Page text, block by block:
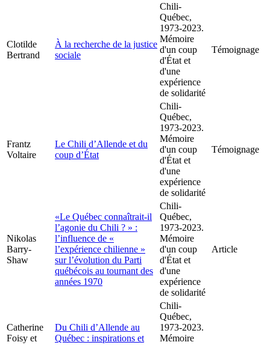
Clotilde
Bertrand
À la recherche de la justice
sociale
Chili-
Québec,
1973-2023.
Mémoire
d'un coup
d'État et
d'une
expérience
de solidarité
Témoignage
Frantz
Voltaire
Le Chili d’Allende et du
coup d’État
Chili-
Québec,
1973-2023.
Mémoire
d'un coup
d'État et
d'une
expérience
de solidarité
Témoignage
Nikolas
Barry-
Shaw
«Le Québec connaîtrait-il
l’agonie du Chili ? » :
l’influence de «
l’expérience chilienne »
sur l’évolution du Parti
québécois au tournant des
années 1970
Chili-
Québec,
1973-2023.
Mémoire
d'un coup
d'État et
d'une
expérience
de solidarité
Article
Catherine
Foisy et
Du Chili d’Allende au
Québec : inspirations et
Chili-
Québec,
1973-2023.
Mémoire